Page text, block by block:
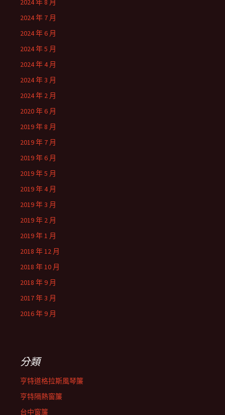
2024 年 8 月
2024 年 7 月
2024 年 6 月
2024 年 5 月
2024 年 4 月
2024 年 3 月
2024 年 2 月
2020 年 6 月
2019 年 8 月
2019 年 7 月
2019 年 6 月
2019 年 5 月
2019 年 4 月
2019 年 3 月
2019 年 2 月
2019 年 1 月
2018 年 12 月
2018 年 10 月
2018 年 9 月
2017 年 3 月
2016 年 9 月
分類
亨特道格拉斯風琴簾
亨特隔熱窗簾
台中窗簾